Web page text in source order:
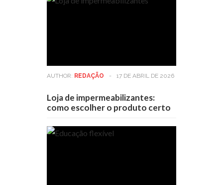
AUTHOR: REDAÇÃO - 17 DE ABRIL DE 2026
Loja de impermeabilizantes:
como escolher o produto certo